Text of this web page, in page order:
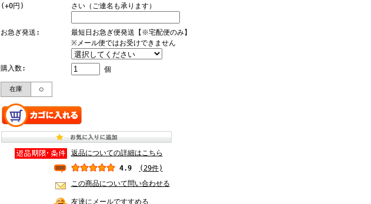
(+0円)
さい（ご連名も承ります）
お急ぎ発送:
最短日お急ぎ便発送【※宅配便のみ】
※メール便ではお受けできません
購入数: 個
在庫 ○
返品についての詳細はこちら
4.9
(29件)
この商品について問い合わせる
友達にメールですすめる